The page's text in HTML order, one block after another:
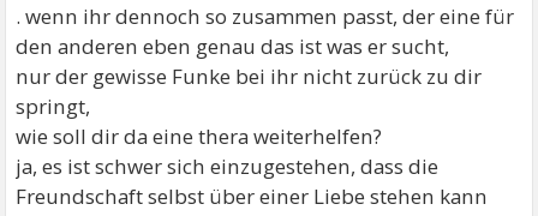
. wenn ihr dennoch so zusammen passt, der eine für
den anderen eben genau das ist was er sucht,
nur der gewisse Funke bei ihr nicht zurück zu dir
springt,
wie soll dir da eine thera weiterhelfen?
ja, es ist schwer sich einzugestehen, dass die
Freundschaft selbst über einer Liebe stehen kann